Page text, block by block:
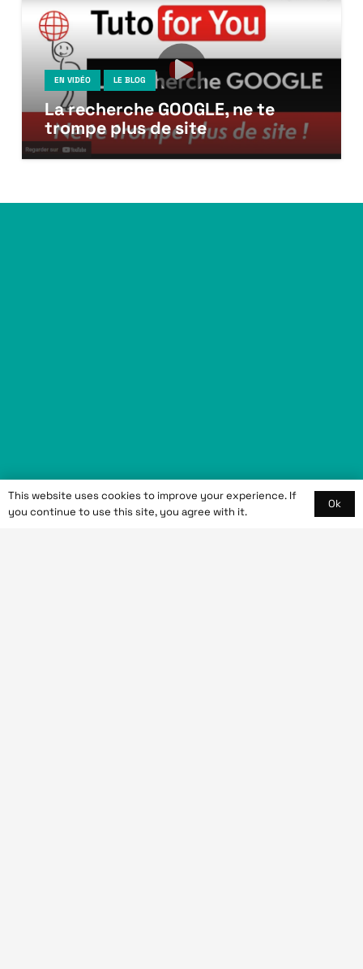
EN VIDÉO LE BLOG
La recherche GOOGLE, ne te
trompe plus de site
Nous écrire
This website uses cookies to improve your experience. If
you continue to use this site, you agree with it.
Ok